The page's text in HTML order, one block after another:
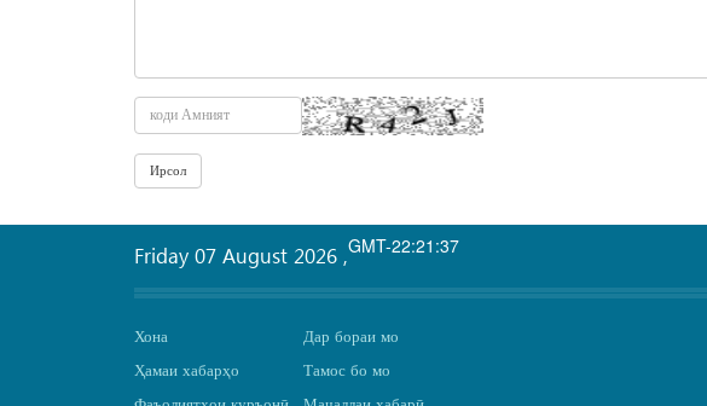
GMT-22:21:37
Friday 07 August 2026 ,
Хона
Ҳамаи хабарҳо
Дар бораи мо
Тамос бо мо